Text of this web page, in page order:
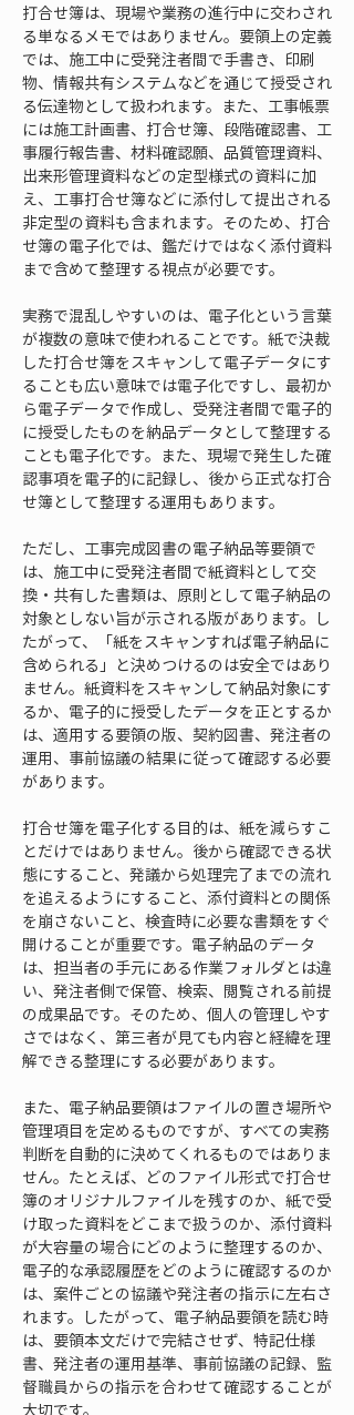
打合せ簿は、現場や業務の進行中に交わされ
る単なるメモではありません。要領上の定義
では、施工中に受発注者間で手書き、印刷
物、情報共有システムなどを通じて授受され
る伝達物として扱われます。また、工事帳票
には施工計画書、打合せ簿、段階確認書、工
事履行報告書、材料確認願、品質管理資料、
出来形管理資料などの定型様式の資料に加
え、工事打合せ簿などに添付して提出される
非定型の資料も含まれます。そのため、打合
せ簿の電子化では、鑑だけではなく添付資料
まで含めて整理する視点が必要です。
実務で混乱しやすいのは、電子化という言葉
が複数の意味で使われることです。紙で決裁
した打合せ簿をスキャンして電子データにす
ることも広い意味では電子化ですし、最初か
ら電子データで作成し、受発注者間で電子的
に授受したものを納品データとして整理する
ことも電子化です。また、現場で発生した確
認事項を電子的に記録し、後から正式な打合
せ簿として整理する運用もあります。
ただし、工事完成図書の電子納品等要領で
は、施工中に受発注者間で紙資料として交
換・共有した書類は、原則として電子納品の
対象としない旨が示される版があります。し
たがって、「紙をスキャンすれば電子納品に
含められる」と決めつけるのは安全ではあり
ません。紙資料をスキャンして納品対象にす
るか、電子的に授受したデータを正とするか
は、適用する要領の版、契約図書、発注者の
運用、事前協議の結果に従って確認する必要
があります。
打合せ簿を電子化する目的は、紙を減らすこ
とだけではありません。後から確認できる状
態にすること、発議から処理完了までの流れ
を追えるようにすること、添付資料との関係
を崩さないこと、検査時に必要な書類をすぐ
開けることが重要です。電子納品のデータ
は、担当者の手元にある作業フォルダとは違
い、発注者側で保管、検索、閲覧される前提
の成果品です。そのため、個人の管理しやす
さではなく、第三者が見ても内容と経緯を理
解できる整理にする必要があります。
また、電子納品要領はファイルの置き場所や
管理項目を定めるものですが、すべての実務
判断を自動的に決めてくれるものではありま
せん。たとえば、どのファイル形式で打合せ
簿のオリジナルファイルを残すのか、紙で受
け取った資料をどこまで扱うのか、添付資料
が大容量の場合にどのように整理するのか、
電子的な承認履歴をどのように確認するのか
は、案件ごとの協議や発注者の指示に左右さ
れます。したがって、電子納品要領を読む時
は、要領本文だけで完結させず、特記仕様
書、発注者の運用基準、事前協議の記録、監
督職員からの指示を合わせて確認することが
大切です。